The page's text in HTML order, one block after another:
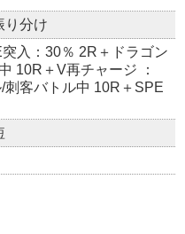
り分け
入：30％ 2R＋ドラゴン
10R＋V再チャージ ：
客バトル中 10R＋SPE